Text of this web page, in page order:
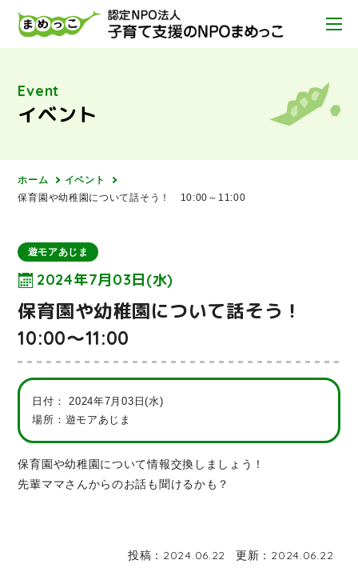
Event
イベント
ホーム
イベント
保育園や幼稚園について話そう！ 10:00～11:00
遊モアあじま
2024年7月03日(水)
保育園や幼稚園について話そう！
10:00～11:00
日付：2024年7月03日(水)
場所：遊モアあじま
保育園や幼稚園について情報交換しましょう！
先輩ママさんからのお話も聞けるかも？
投稿： 2024.06.22 更新： 2024.06.22